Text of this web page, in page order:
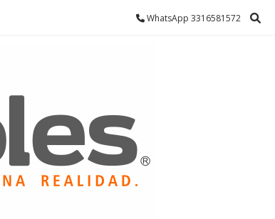
WhatsApp 3316581572